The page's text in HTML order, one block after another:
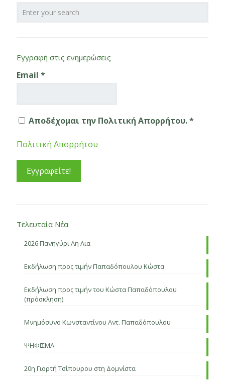
Εγγραφή στις ενημερώσεις
Email *
Αποδέχομαι την Πολιτική Απορρήτου. *
Πολιτική Απορρήτου
Τελευταία Νέα
2026 Πανηγύρι Αη Λια
Εκδήλωση προς τιμήν Παπαδόπουλου Κώστα
Εκδήλωση προς τιμήν του Κώστα Παπαδόπουλου
(πρόσκληση)
Μνημόσυνο Κωνσταντίνου Αντ. Παπαδόπουλου
ΨΗΦΙΣΜΑ
20η Γιορτή Τσίπουρου στη Δομνίστα